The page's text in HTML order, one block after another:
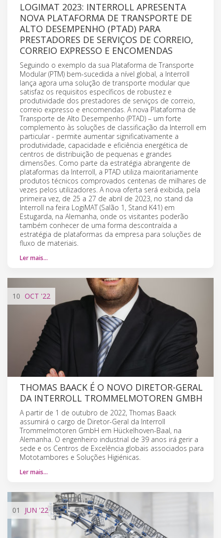
LOGIMAT 2023: INTERROLL APRESENTA
NOVA PLATAFORMA DE TRANSPORTE DE
ALTO DESEMPENHO (PTAD) PARA
PRESTADORES DE SERVIÇOS DE CORREIO,
CORREIO EXPRESSO E ENCOMENDAS
Seguindo o exemplo da sua Plataforma de Transporte
Modular (PTM) bem-sucedida a nível global, a Interroll
lança agora uma solução de transporte modular que
satisfaz os requisitos específicos de robustez e
produtividade dos prestadores de serviços de correio,
correio expresso e encomendas. A nova Plataforma de
Transporte de Alto Desempenho (PTAD) – um forte
complemento às soluções de classificação da Interroll em
particular - permite aumentar significativamente a
produtividade, capacidade e eficiência energética de
centros de distribuição de pequenas e grandes
dimensões. Como parte da estratégia abrangente de
plataformas da Interroll, a PTAD utiliza maioritariamente
produtos técnicos comprovados centenas de milhares de
vezes pelos utilizadores. A nova oferta será exibida, pela
primeira vez, de 25 a 27 de abril de 2023, no stand da
Interroll na feira LogiMAT (Salão 1, Stand K41) em
Estugarda, na Alemanha, onde os visitantes poderão
também conhecer de uma forma descontraída a
estratégia de plataformas da empresa para soluções de
fluxo de materiais.
Ler mais…
10 OCT '22
THOMAS BAACK É O NOVO DIRETOR-GERAL
DA INTERROLL TROMMELMOTOREN GMBH
A partir de 1 de outubro de 2022, Thomas Baack
assumirá o cargo de Diretor-Geral da Interroll
Trommelmotoren GmbH em Hückelhoven-Baal, na
Alemanha. O engenheiro industrial de 39 anos irá gerir a
sede e os Centros de Excelência globais associados para
Mototambores e Soluções Higiénicas.
Ler mais…
01 JUN '22